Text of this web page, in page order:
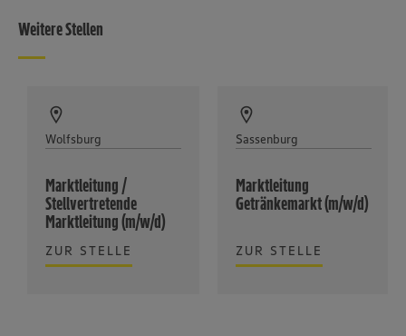
Weitere Stellen
Wolfsburg
Marktleitung /
Stellvertretende
Marktleitung (m/w/d)
ZUR STELLE
Sassenburg
Marktleitung
Getränkemarkt (m/w/d)
ZUR STELLE